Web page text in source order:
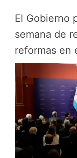
El Gobierno
semana de
reformas en